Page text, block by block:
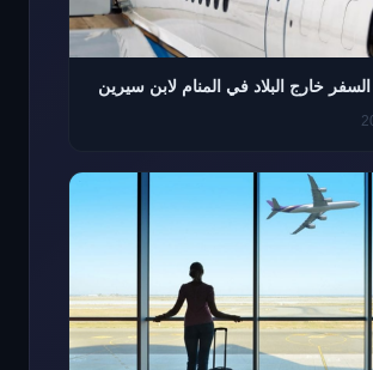
خارج البلاد في المنام لابن سيرين